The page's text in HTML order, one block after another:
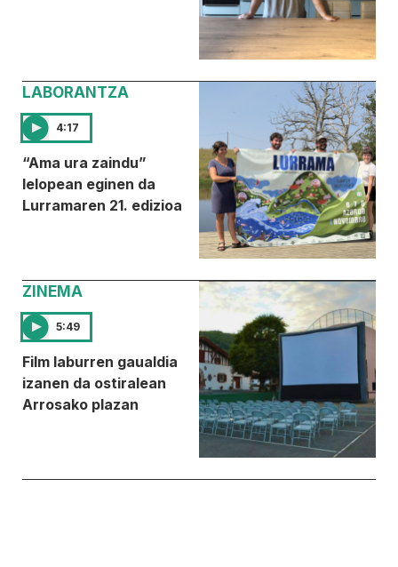
LABORANTZA
4:17
“Ama ura zaindu”
lelopean eginen da
Lurramaren 21. edizioa
ZINEMA
5:49
Film laburren gaualdia
izanen da ostiralean
Arrosako plazan